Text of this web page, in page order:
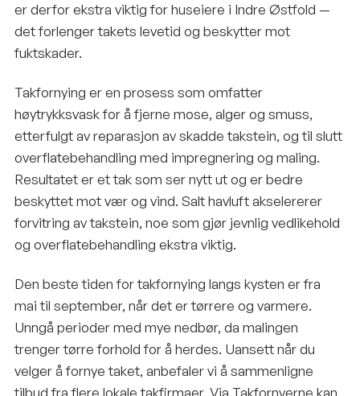
er derfor ekstra viktig for huseiere i Indre Østfold —
det forlenger takets levetid og beskytter mot
fuktskader.
Takfornying er en prosess som omfatter
høytrykksvask for å fjerne mose, alger og smuss,
etterfulgt av reparasjon av skadde takstein, og til slutt
overflatebehandling med impregnering og maling.
Resultatet er et tak som ser nytt ut og er bedre
beskyttet mot vær og vind. Salt havluft akselererer
forvitring av takstein, noe som gjør jevnlig vedlikehold
og overflatebehandling ekstra viktig.
Den beste tiden for takfornying langs kysten er fra
mai til september, når det er tørrere og varmere.
Unngå perioder med mye nedbør, da malingen
trenger tørre forhold for å herdes. Uansett når du
velger å fornye taket, anbefaler vi å sammenligne
tilbud fra flere lokale takfirmaer. Via Takfornyerne kan